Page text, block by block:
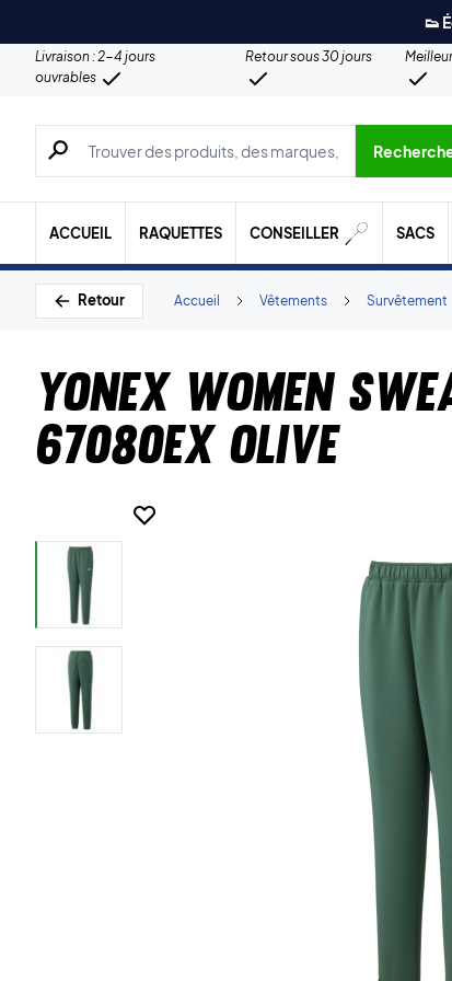
👟
Livraison : 2-4 jours
ouvrables
Retour sous 30 jours
Recherche de produits, de marques, etc.
ACCUEIL RAQUETTES CONSEILLER SACS
Retour Survêtement
Vêtements
Accueil
Yonex Women
67080EX Olive